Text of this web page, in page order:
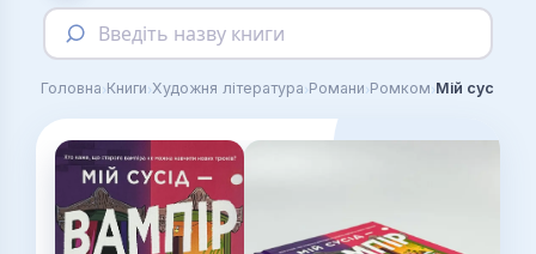
Введіть назву книги
Головна›Книги›Художня література›Романи›Ромком›Мій сусід —